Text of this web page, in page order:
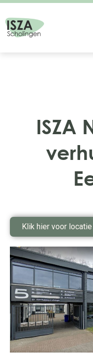
ISZA
Klik hier voor